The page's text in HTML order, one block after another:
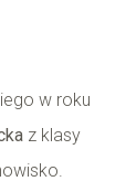
w roku
z klasy